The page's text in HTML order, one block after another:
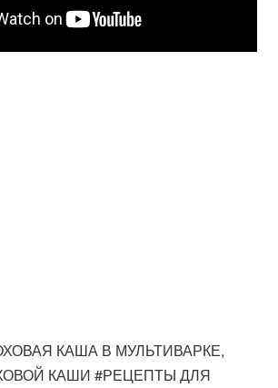
КАША В МУЛЬТИВАРКЕ,
КАШИ #РЕЦЕПТЫ ДЛЯ